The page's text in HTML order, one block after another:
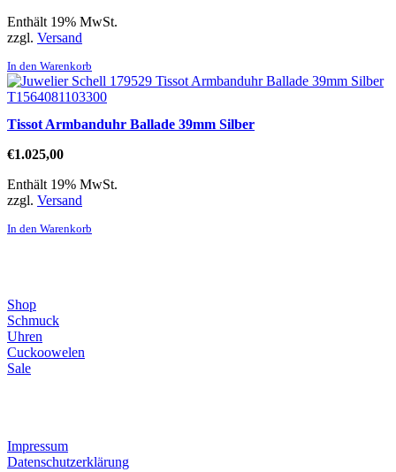
Enthält 19% MwSt.
zzgl. Versand
In den Warenkorb
Tissot Armbanduhr Ballade 39mm Silber
€1.025,00
Enthält 19% MwSt.
zzgl. Versand
In den Warenkorb
Shop
Schmuck
Uhren
Cuckoowelen
Sale
Impressum
Datenschutzerklärung